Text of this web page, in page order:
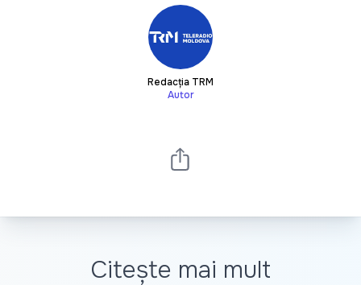
Redacția TRM
Autor
Citește mai mult